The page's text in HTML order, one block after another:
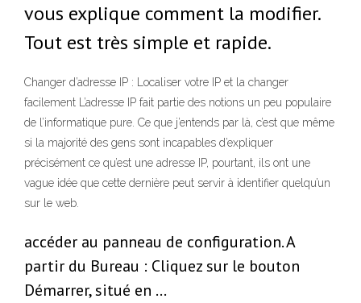
vous explique comment la modifier.
Tout est très simple et rapide.
Changer d’adresse IP : Localiser votre IP et la changer
facilement L’adresse IP fait partie des notions un peu populaire
de l’informatique pure. Ce que j’entends par là, c’est que même
si la majorité des gens sont incapables d’expliquer
précisément ce qu’est une adresse IP, pourtant, ils ont une
vague idée que cette dernière peut servir à identifier quelqu’un
sur le web.
accéder au panneau de configuration. A
partir du Bureau : Cliquez sur le bouton
Démarrer, situé en …